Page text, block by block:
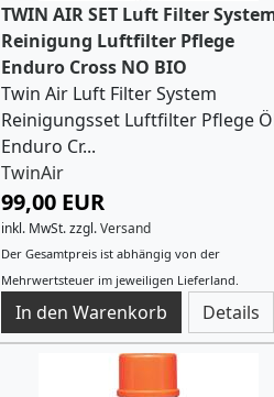
TWIN AIR SET Luft Filter
Reinigung Luftfilter Pflege
Enduro Cross NO BIO
Twin Air Luft Filter System
Reinigungsset Luftfilter Pflege
Enduro Cr...
TwinAir
99,00 EUR
inkl. MwSt.zzgl.Versand
Der Gesamtpreis ist abhängig von der
Mehrwertsteuer im jeweiligen Lieferland.
Details